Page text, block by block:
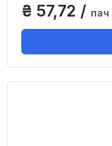
₴ 57,72 / пач